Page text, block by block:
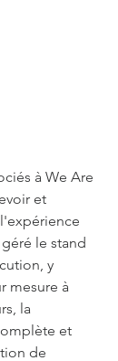
à We Are
et
le stand
y
mesure à
la
et
de